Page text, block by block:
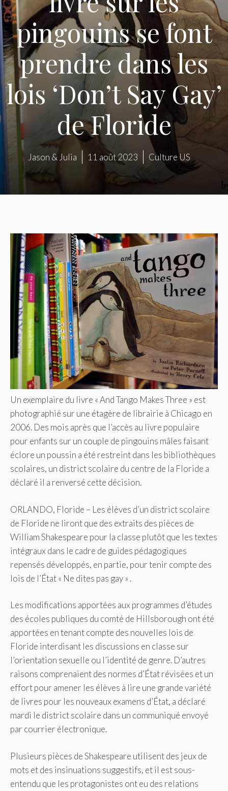
pingouins se font
prendre dans les
lois ‘Don’t Say Gay’
de Floride
Jason & Julia 11 août 2023 Culture US
Un exemplaire du livre « And Tango Makes Three » est
photographié sur une étagère de librairie à Chicago en
2006. Des mois après que l’accès au livre populaire
pour enfants sur un couple de pingouins mâles faisant
éclore un poussin a été restreint dans les bibliothèques
scolaires, un district scolaire du centre de la Floride a
déclaré il a renversé cette décision.
ORLANDO, Floride – Les élèves d’un district scolaire
de Floride ne liront que des extraits des pièces de
William Shakespeare pour la classe plutôt que les textes
intégraux dans le cadre de guides pédagogiques
repensés développés, en partie, pour tenir compte des
lois de l’État « Ne dites pas gay » .
Les modifications apportées aux programmes d’études
des écoles publiques du comté de Hillsborough ont été
apportées en tenant compte des nouvelles lois de
Floride interdisant les discussions en classe sur
l’orientation sexuelle ou l’identité de genre. D’autres
raisons comprenaient des normes d’État révisées et un
effort pour amener les élèves à lire une grande variété
de livres pour les nouveaux examens d’État, a déclaré
mardi le district scolaire dans un communiqué envoyé
par courrier électronique.
Plusieurs pièces de Shakespeare utilisent des jeux de
mots et des insinuations suggestifs, et il est sous-
entendu que les protagonistes ont eu des relations